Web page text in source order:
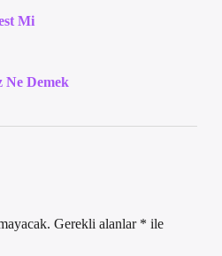
Mi
Demek
Gerekli alanlar * ile